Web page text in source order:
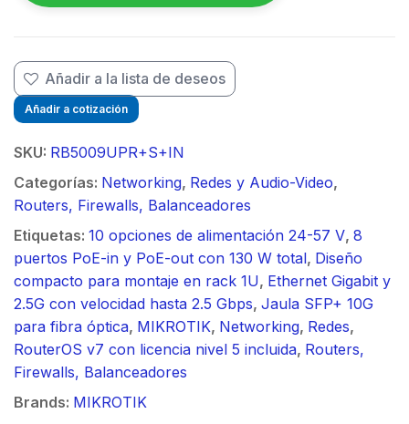
Añadir a la lista de deseos
Añadir a cotización
SKU: RB5009UPR+S+IN
Categorías: Networking, Redes y Audio-Video,
Routers, Firewalls, Balanceadores
Etiquetas: 10 opciones de alimentación 24-57 V, 8
puertos PoE-in y PoE-out con 130 W total, Diseño
compacto para montaje en rack 1U, Ethernet Gigabit y
2.5G con velocidad hasta 2.5 Gbps, Jaula SFP+ 10G
para fibra óptica, MIKROTIK, Networking, Redes,
RouterOS v7 con licencia nivel 5 incluida, Routers,
Firewalls, Balanceadores
Brands: MIKROTIK